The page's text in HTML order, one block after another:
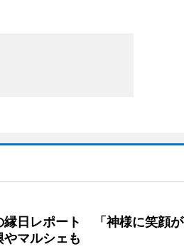
縁日レポート 「神様に笑顔が
マルシェも